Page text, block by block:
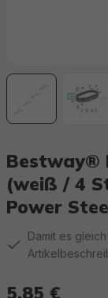
Bestway®
(weiß / 4
Power
Damit es
5,85 €